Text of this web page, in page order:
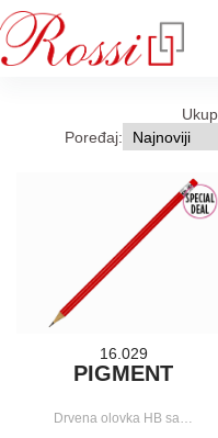
Skip
to
content
Poređaj:
16.029
PIGMENT
Drvena olovka HB sa…